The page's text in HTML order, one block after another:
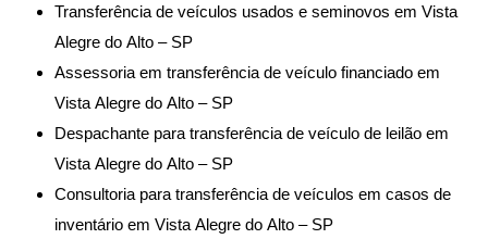
Transferência de veículos usados e seminovos em Vista
Alegre do Alto – SP
Assessoria em transferência de veículo financiado em
Vista Alegre do Alto – SP
Despachante para transferência de veículo de leilão em
Vista Alegre do Alto – SP
Consultoria para transferência de veículos em casos de
inventário em Vista Alegre do Alto – SP